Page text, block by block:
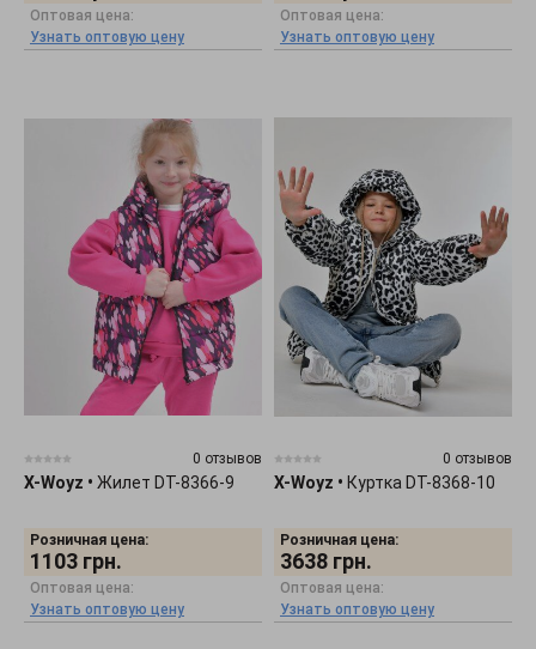
Оптовая цена:
Узнать оптовую цену
Оптовая цена:
Узнать оптовую цену
0 отзывов
X-Woyz • Жилет DT-8366-9
Розничная цена:
1103 грн.
Оптовая цена:
Узнать оптовую цену
0 отзывов
X-Woyz • Куртка DT-8368-10
Розничная цена:
3638 грн.
Оптовая цена:
Узнать оптовую цену